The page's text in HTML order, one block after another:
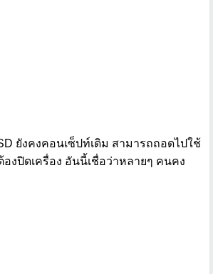
ยังคงคอนเซ็ปท์เดิม สามารถถอดไปใช้
งปิดเครื่อง อันนี้เชื่อว่าหลายๆ คนคง